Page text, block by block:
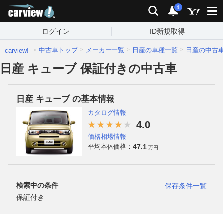
検索 通知
i
ログイン ID新規取得
carview! 中古車トップ メーカー一覧 日産の車種一覧 日産の中古
日産 キューブ 保証付きの中古車
日産 キューブ の基本情報
カタログ情報
4.0
価格相場情報
平均本体価格： 47.1 万円
検索中の条件
保存条件一覧
保証付き